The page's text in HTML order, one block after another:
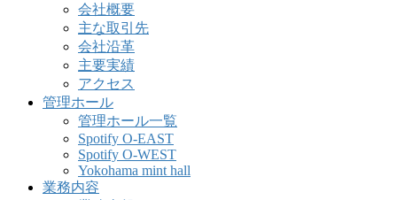
会社概要
主な取引先
会社沿革
主要実績
アクセス
管理ホール
管理ホール一覧
Spotify O-EAST
Spotify O-WEST
Yokohama mint hall
業務内容